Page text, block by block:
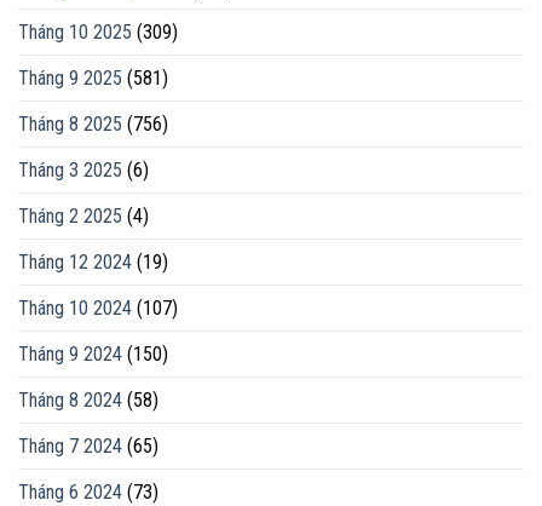
Tháng 10 2025 (309)
Tháng 9 2025 (581)
Tháng 8 2025 (756)
Tháng 3 2025 (6)
Tháng 2 2025 (4)
Tháng 12 2024 (19)
Tháng 10 2024 (107)
Tháng 9 2024 (150)
Tháng 8 2024 (58)
Tháng 7 2024 (65)
Tháng 6 2024 (73)